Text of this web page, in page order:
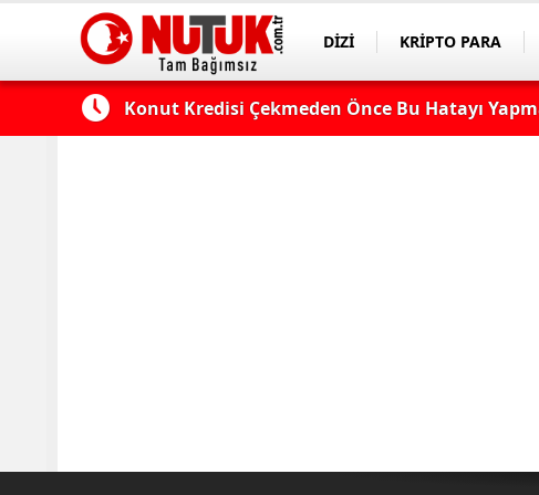
DİZİ KRİPTO PARA
Edilmeli? Konut Kredisi Çekmeden Önce Bu Hatayı